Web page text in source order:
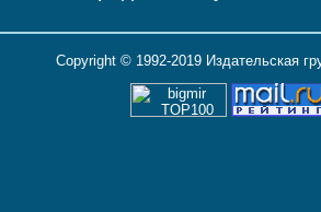
Copyright © 1992-2019 Издательская